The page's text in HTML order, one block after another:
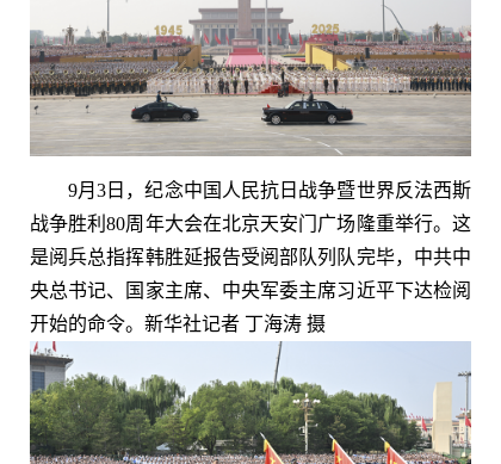
9月3日，纪念中国人民抗日战争暨世界反法西斯
战争胜利80周年大会在北京天安门广场隆重举行。这
是阅兵总指挥韩胜延报告受阅部队列队完毕，中共中
央总书记、国家主席、中央军委主席习近平下达检阅
开始的命令。新华社记者 丁海涛 摄